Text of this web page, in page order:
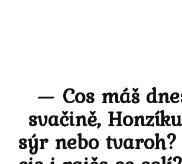
— Cos máš
svačině,
sýr nebo